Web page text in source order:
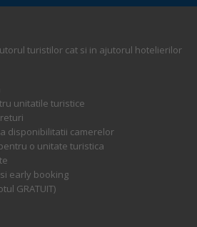
turistilor cat si in ajutorul hotelierilor
unitatile turistice
disponibilitatii camerelor
o unitate turistica
early booking
GRATUIT)